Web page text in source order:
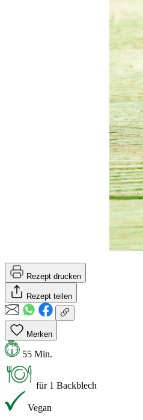
Rezept drucken
Rezept teilen
Merken
55 Min.
für 1 Backblech
Vegan